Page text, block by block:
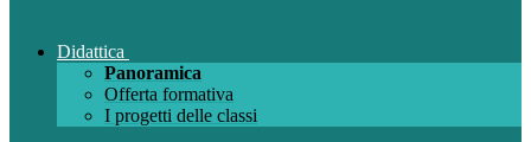
Didattica
Panoramica
Offerta formativa
I progetti delle classi